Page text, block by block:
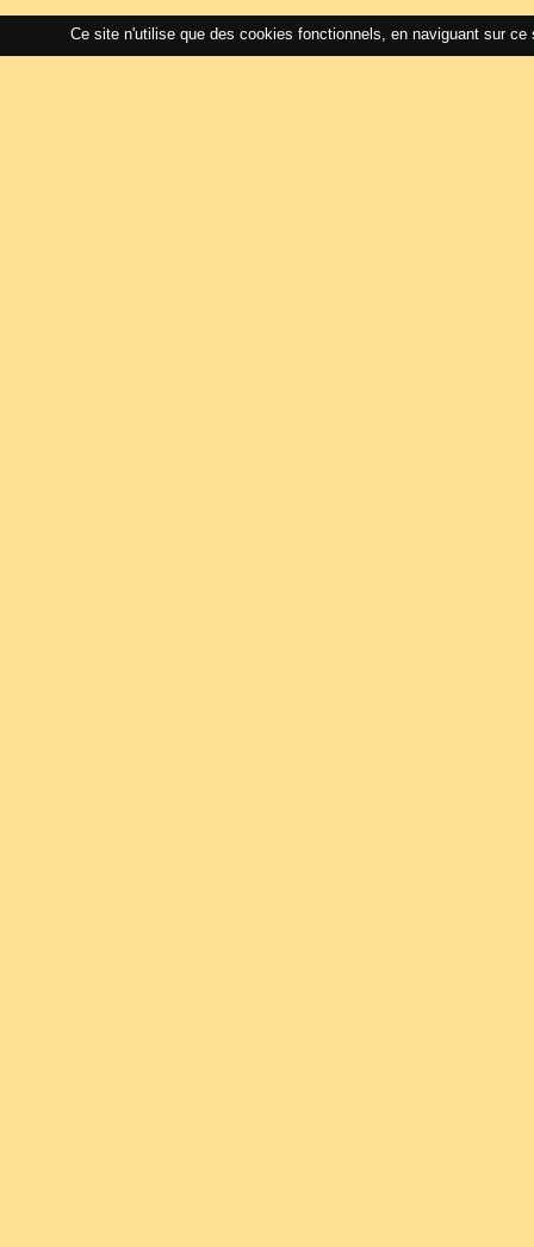
Ce site n'utilise que des cookies fonctionnels, en naviguant sur